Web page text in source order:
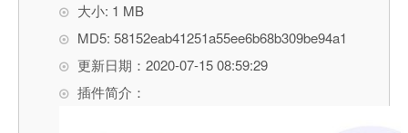
大小: 1 MB
MD5: 58152eab41251a55ee6b68b309be94a1
更新日期：2020-07-15 08:59:29
插件简介：